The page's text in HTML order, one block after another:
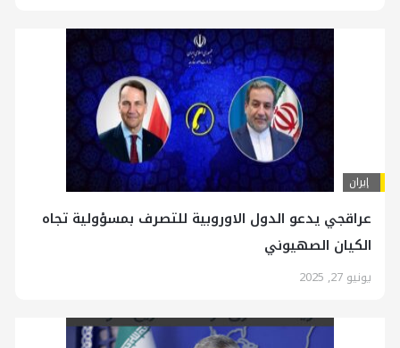
إيران
عراقجي يدعو الدول الاوروبية للتصرف بمسؤولية تجاه
الكيان الصهيوني
يونيو 27, 2025